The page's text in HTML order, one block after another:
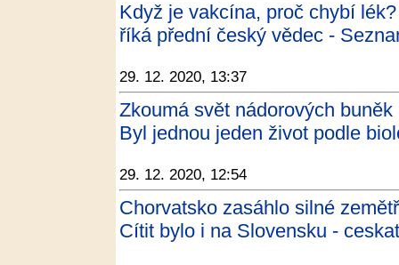
Když je vakcína, proč chybí
říká přední český vědec -
29. 12. 2020, 13:37
Zkoumá svět nádorových
Byl jednou jeden život podle
29. 12. 2020, 12:54
Chorvatsko zasáhlo silné
Cítit bylo i na Slovensku -